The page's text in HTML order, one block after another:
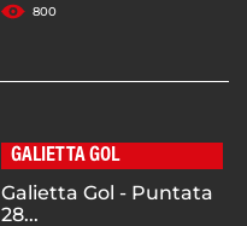
800
GALIETTA GOL
Galietta Gol - Puntata
28...